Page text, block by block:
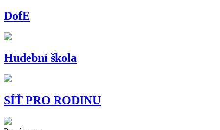
DofE
Hudební škola
SÍŤ PRO RODINU